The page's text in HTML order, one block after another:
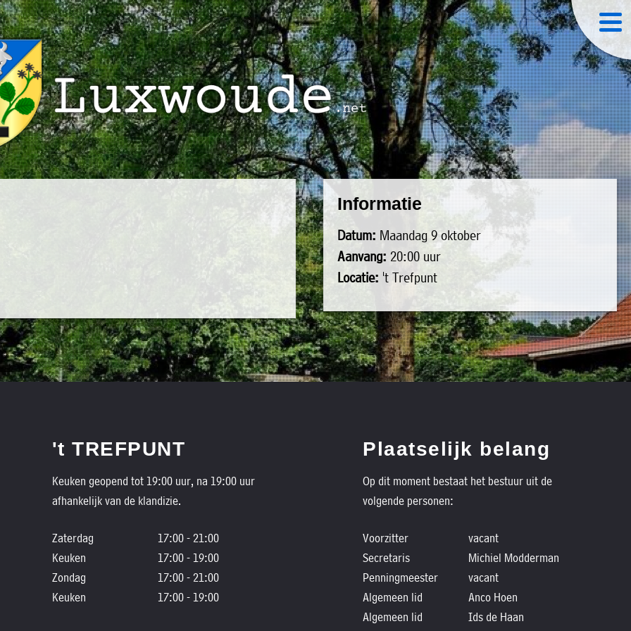
Informatie
Datum: Maandag 9 oktober
Aanvang: 20:00 uur
Locatie: 't Trefpunt
't TREFPUNT
Keuken geopend tot 19:00 uur, na 19:00 uur
afhankelijk van de klandizie.
Zaterdag
17:00 - 21:00
Keuken
17:00 - 19:00
Zondag
17:00 - 21:00
Keuken
17:00 - 19:00
Plaatselijk belang
Op dit moment bestaat het bestuur uit de
volgende personen:
Voorzitter
vacant
Secretaris
Michiel Modderman
Penningmeester
vacant
Algemeen lid
Anco Hoen
Algemeen lid
Ids de Haan